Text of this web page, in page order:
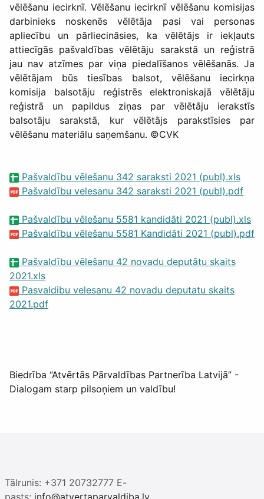
vēlēšanu iecirknī. Vēlēšanu iecirknī vēlēšanu komisijas
darbinieks noskenēs vēlētāja pasi vai personas
apliecību un pārliecināsies, ka vēlētājs ir iekļauts
attiecīgās pašvaldības vēlētāju sarakstā un reģistrā
jau nav atzīmes par viņa piedalīšanos vēlēšanās. Ja
vēlētājam būs tiesības balsot, vēlēšanu iecirkņa
komisija balsotāju reģistrēs elektroniskajā vēlētāju
reģistrā un papildus ziņas par vēlētāju ierakstīs
balsotāju sarakstā, kur vēlētājs parakstīsies par
vēlēšanu materiālu saņemšanu. ©CVK
Pašvaldību vēlešanu 342 saraksti 2021 (publ).xls
Pašvaldību velesanu 342 saraksti 2021 (publ).pdf
Pašvaldību vēlešanu 5581 kandidāti 2021 (publ).xls
Pašvaldību vēlešanu 5581 Kandidāti 2021 (publ).pdf
Pašvaldību vēlešanu 42 novadu deputātu skaits
2021.xls
Pasvaldibu velesanu 42 novadu deputatu skaits
2021.pdf
Biedrība “Atvērtās Pārvaldības Partnerība Latvijā” -
Dialogam starp pilsoņiem un valdību!
Tālrunis: +371 20732777 E-
pasts: info@atvertaparvaldiba.lv